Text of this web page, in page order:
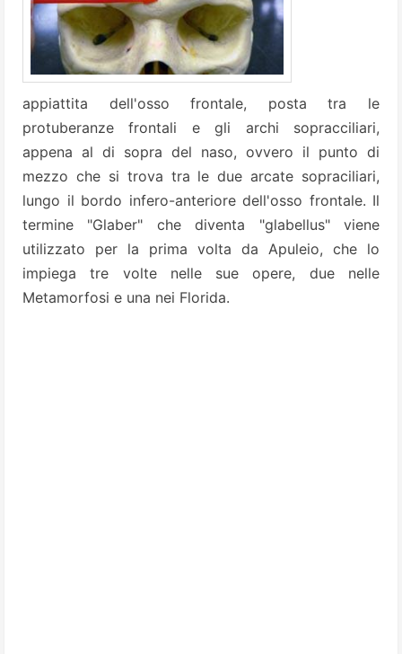
appiattita dell'osso frontale, posta tra le
protuberanze frontali e gli archi sopracciliari,
appena al di sopra del naso, ovvero il punto di
mezzo che si trova tra le due arcate sopraciliari,
lungo il bordo infero-anteriore dell'osso frontale. Il
termine "Glaber" che diventa "glabellus" viene
utilizzato per la prima volta da Apuleio, che lo
impiega tre volte nelle sue opere, due nelle
Metamorfosi e una nei Florida.